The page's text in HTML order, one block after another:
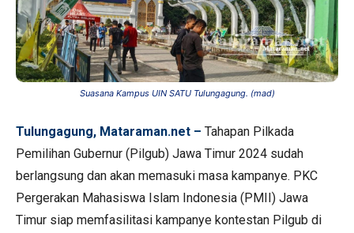
Suasana Kampus UIN SATU Tulungagung. (mad)
Tulungagung, Mataraman.net – Tahapan Pilkada
Pemilihan Gubernur (Pilgub) Jawa Timur 2024 sudah
berlangsung dan akan memasuki masa kampanye. PKC
Pergerakan Mahasiswa Islam Indonesia (PMII) Jawa
Timur siap memfasilitasi kampanye kontestan Pilgub di